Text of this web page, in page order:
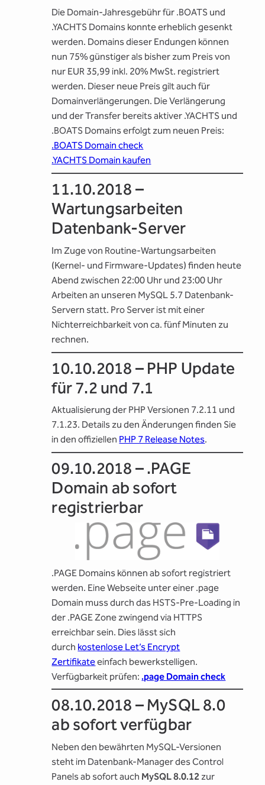
Die Domain-Jahresgebühr für .BOATS und
.YACHTS Domains konnte erheblich gesenkt
werden. Domains dieser Endungen können
nun 75% günstiger als bisher zum Preis von
nur EUR 35,99 inkl. 20% MwSt. registriert
werden. Dieser neue Preis gilt auch für
Domainverlängerungen. Die Verlängerung
und der Transfer bereits aktiver .YACHTS und
.BOATS Domains erfolgt zum neuen Preis:
.BOATS Domain check
.YACHTS Domain kaufen
11.10.2018 –
Wartungsarbeiten
Datenbank-Server
Im Zuge von Routine-Wartungsarbeiten
(Kernel- und Firmware-Updates) finden heute
Abend zwischen 22:00 Uhr und 23:00 Uhr
Arbeiten an unseren MySQL 5.7 Datenbank-
Servern statt. Pro Server ist mit einer
Nichterreichbarkeit von ca. fünf Minuten zu
rechnen.
10.10.2018 – PHP Update
für 7.2 und 7.1
Aktualisierung der PHP Versionen 7.2.11 und
7.1.23. Details zu den Änderungen finden Sie
in den offiziellen PHP 7 Release Notes.
09.10.2018 – .PAGE
Domain ab sofort
registrierbar
.PAGE Domains können ab sofort registriert
werden. Eine Webseite unter einer .page
Domain muss durch das HSTS-Pre-Loading in
der .PAGE Zone zwingend via HTTPS
erreichbar sein. Dies lässt sich
durch kostenlose Let’s Encrypt
Zertifikateeinfach bewerkstelligen.
Verfügbarkeit prüfen: .page Domain check
08.10.2018 – MySQL 8.0
ab sofort verfügbar
Neben den bewährten MySQL-Versionen
steht im Datenbank-Manager des Control
Panels ab sofort auch MySQL 8.0.12 zur